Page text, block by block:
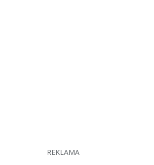
REKLAMA